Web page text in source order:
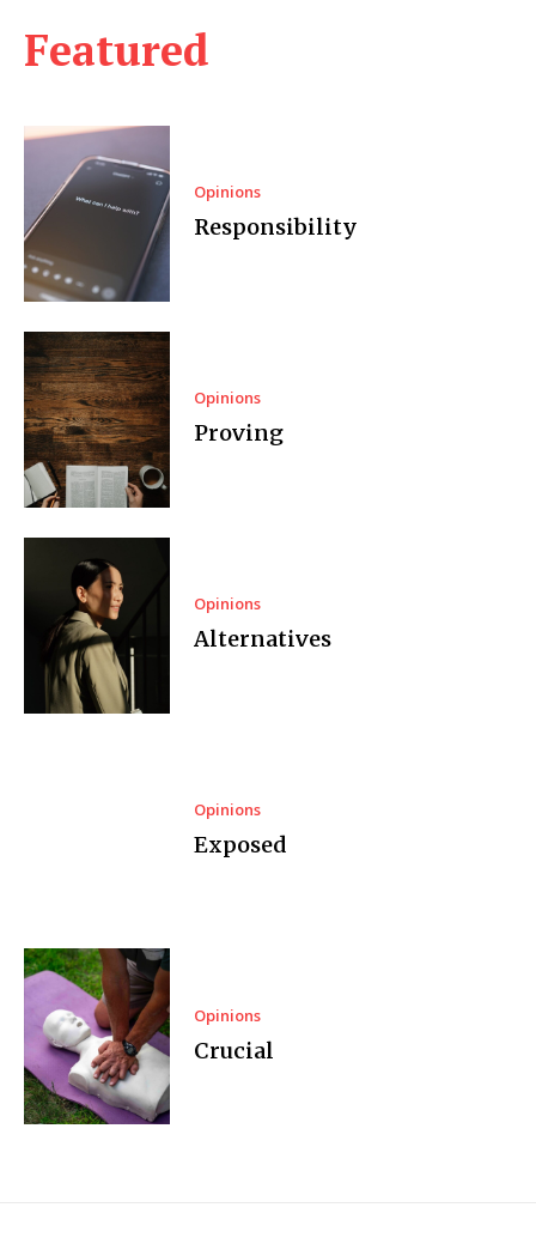
Featured
Opinions
Responsibility
Opinions
Proving
Opinions
Alternatives
Opinions
Exposed
Opinions
Crucial